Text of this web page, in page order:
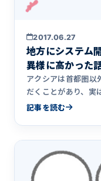
2017.06.27
地方にシステム
異様に高かった
アクシアは首都圏以
だくことがあり、実
客に営業に行ってみ
記事を読む